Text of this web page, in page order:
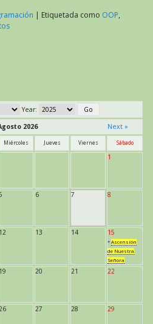
| Etiquetada como OOP,
Year:
2026 Next »
Miércoles Jueves Viernes Sábado
1
6 7 8
12 13 14 15
* Ascensión
de Nuestra
Señora
19 20 21 22
27 28 29